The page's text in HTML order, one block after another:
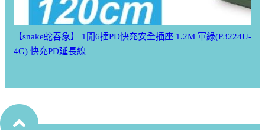
【snake蛇吞象】 1開6插PD快充安全插座 1.2M 軍綠(P3224U-
4G) 快充PD延長線